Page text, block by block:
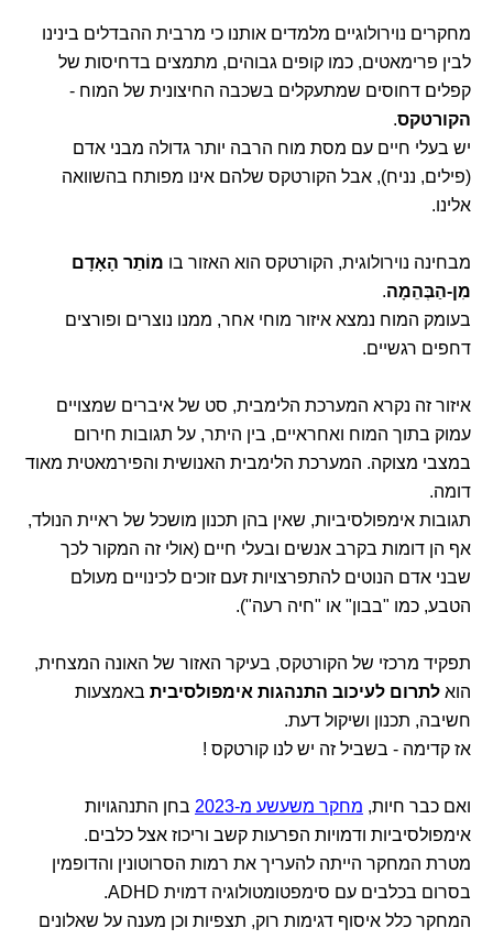
מחקרים נוירולוגיים מלמדים אותנו כי מרבית ההבדלים בינינו
לבין פרימאטים, כמו קופים גבוהים, מתמצים בדחיסות של
קפלים דחוסים שמתעקלים בשכבה החיצונית של המוח -
הקורטקס.
יש בעלי חיים עם מסת מוח הרבה יותר גדולה מבני אדם
(פילים, נניח), אבל הקורטקס שלהם אינו מפותח בהשוואה
אלינו.
מבחינה נוירולוגית, הקורטקס הוא האזור בו מוֹתַר הָאָדָם
מִן-הַבְּהֵמָה.
בעומק המוח נמצא איזור מוחי אחר, ממנו נוצרים ופורצים
דחפים רגשיים.
איזור זה נקרא המערכת הלימבית, סט של איברים שמצויים
עמוק בתוך המוח ואחראיים, בין היתר, על תגובות חירום
במצבי מצוקה. המערכת הלימבית האנושית והפירמאטית מאוד
דומה.
תגובות אימפולסיביות, שאין בהן תכנון מושכל של ראיית הנולד,
אף הן דומות בקרב אנשים ובעלי חיים (אולי זה המקור לכך
שבני אדם הנוטים להתפרצויות זעם זוכים לכינויים מעולם
הטבע, כמו "בבון" או "חיה רעה").
תפקיד מרכזי של הקורטקס, בעיקר האזור של האונה המצחית,
הוא לתרום לעיכוב התנהגות אימפולסיבית באמצעות
חשיבה, תכנון ושיקול דעת.
אז קדימה - בשביל זה יש לנו קורטקס !
ואם כבר חיות, מחקר משעשע מ-2023
בחן התנהגויות
אימפולסיביות ודמויות הפרעות קשב וריכוז אצל כלבים.
מטרת המחקר הייתה להעריך את רמות הסרוטונין והדופמין
בסרום בכלבים עם סימפטומטולוגיה דמוית ADHD.
המחקר כלל איסוף דגימות רוק, תצפיות וכן מענה על שאלונים